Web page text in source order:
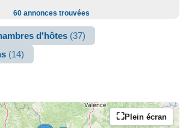
60 annonces trouvées
d'hôtes (37)
(14)
Plein écran